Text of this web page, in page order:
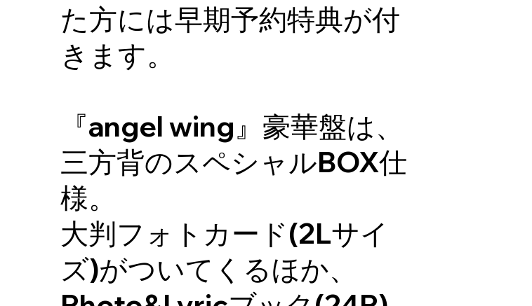
た方には早期予約特典が付
きます。
『angel wing』豪華盤は、
三方背のスペシャルBOX仕
様。
大判フォトカード(2Lサイ
ズ)がついてくるほか、